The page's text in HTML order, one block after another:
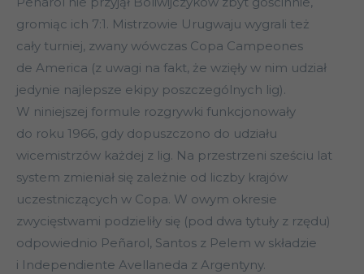
gromiąc ich 7:1. Mistrzowie Urugwaju wygrali też
cały turniej, zwany wówczas Copa Campeones
de America (z uwagi na fakt, że wzięły w nim udział
jedynie najlepsze ekipy poszczególnych lig).
W niniejszej formule rozgrywki funkcjonowały
do roku 1966, gdy dopuszczono do udziału
wicemistrzów każdej z lig. Na przestrzeni sześciu lat
system zmieniał się zależnie od liczby krajów
uczestniczących w Copa. W owym okresie
zwycięstwami podzieliły się (pod dwa tytuły z rzędu)
odpowiednio Peñarol, Santos z Pelem w składzie
i Independiente Avellaneda z Argentyny.